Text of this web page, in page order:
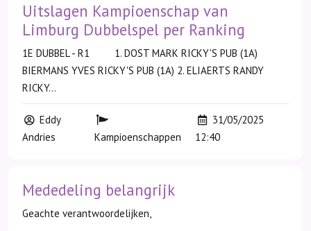
Uitslagen Kampioenschap van
Limburg Dubbelspel per Ranking
1E DUBBEL - R1 1. DOST MARK RICKY'S PUB (1A)
BIERMANS YVES RICKY'S PUB (1A) 2. ELIAERTS RANDY
RICKY...
Eddy
Andries
Kampioenschappen
31/05/2025
12:40
Mededeling belangrijk
Geachte verantwoordelijken,